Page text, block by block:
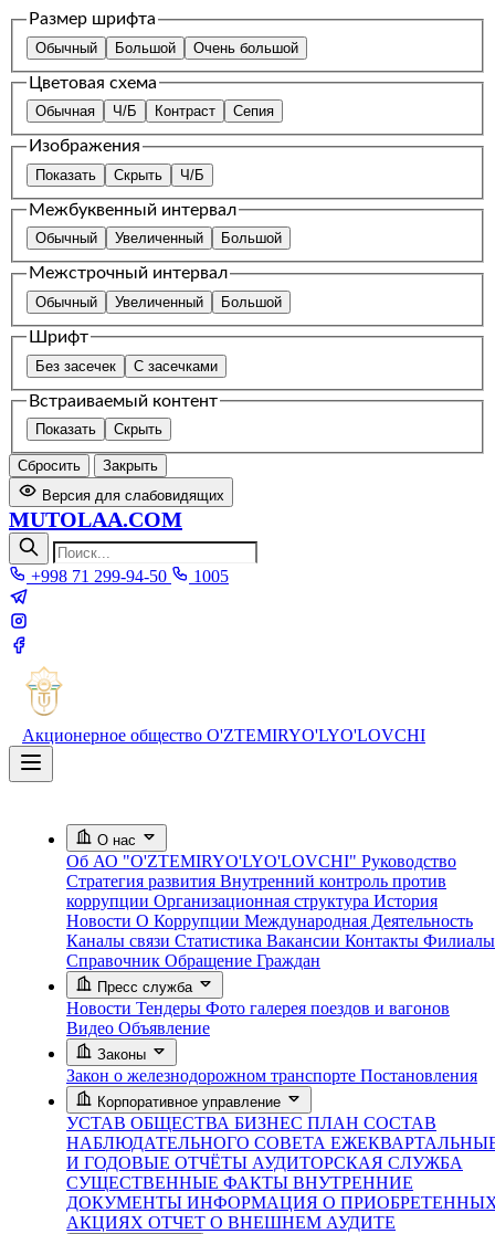
Размер шрифта
Обычный Большой Очень большой
Цветовая схема
Обычная Ч/Б Контраст Сепия
Изображения
Показать Скрыть Ч/Б
Межбуквенный интервал
Обычный Увеличенный Большой
Межстрочный интервал
Обычный Увеличенный Большой
Шрифт
Без засечек С засечками
Встраиваемый контент
Показать Скрыть
Сбросить
Закрыть
Версия для слабовидящих
MUTOLAA.COM
+998 71 299-94-50 1005
Акционерное общество O'ZTEMIRYO'LYO'LOVCHI
О нас
Об АО "O'ZTEMIRYO'LYO'LOVCHI" Руководство
Стратегия развития Внутренний контроль против
коррупции Организационная структура История
Новости О Коррупции Международная Деятельность
Каналы связи Статистика Вакансии Контакты Филиалы
Справочник Обращение Граждан
Пресс служба
Новости Тендеры Фото галерея поездов и вагонов
Видео Объявление
Законы
Закон о железнодорожном транспорте Постановления
Корпоративное управление
УСТАВ ОБЩЕСТВА БИЗНЕС ПЛАН СОСТАВ
НАБЛЮДАТЕЛЬНОГО СОВЕТА
И ГОДОВЫЕ ОТЧЁТЫ АУДИТОРСКАЯ СЛУЖБА
СУЩЕСТВЕННЫЕ ФАКТЫ ВНУТРЕННИЕ
ДОКУМЕНТЫ ИНФОРМАЦИЯ О
АКЦИЯХ ОТЧЕТ О ВНЕШНЕМ АУДИТЕ